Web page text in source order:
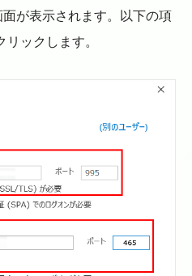
が表示されます。以下の項
ックします。